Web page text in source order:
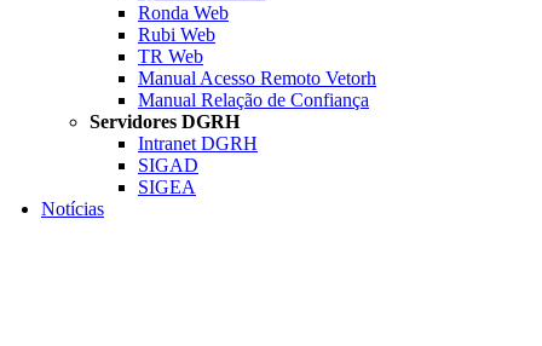
Ronda Web
Rubi Web
TR Web
Manual Acesso Remoto Vetorh
Manual Relação de Confiança
Servidores DGRH
Intranet DGRH
SIGAD
SIGEA
Notícias